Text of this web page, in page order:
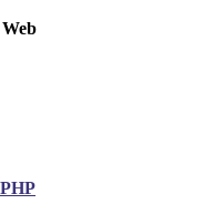
Web